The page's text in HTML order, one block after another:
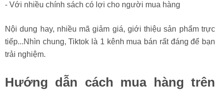
- Với nhiều chính sách có lợi cho người mua hàng
Nội dung hay, nhiều mã giảm giá, giới thiệu sản phẩm trực
tiếp...Nhìn chung, Tiktok là 1 kênh mua bán rất đáng để bạn
trải nghiệm.
Hướng dẫn cách mua hàng trên